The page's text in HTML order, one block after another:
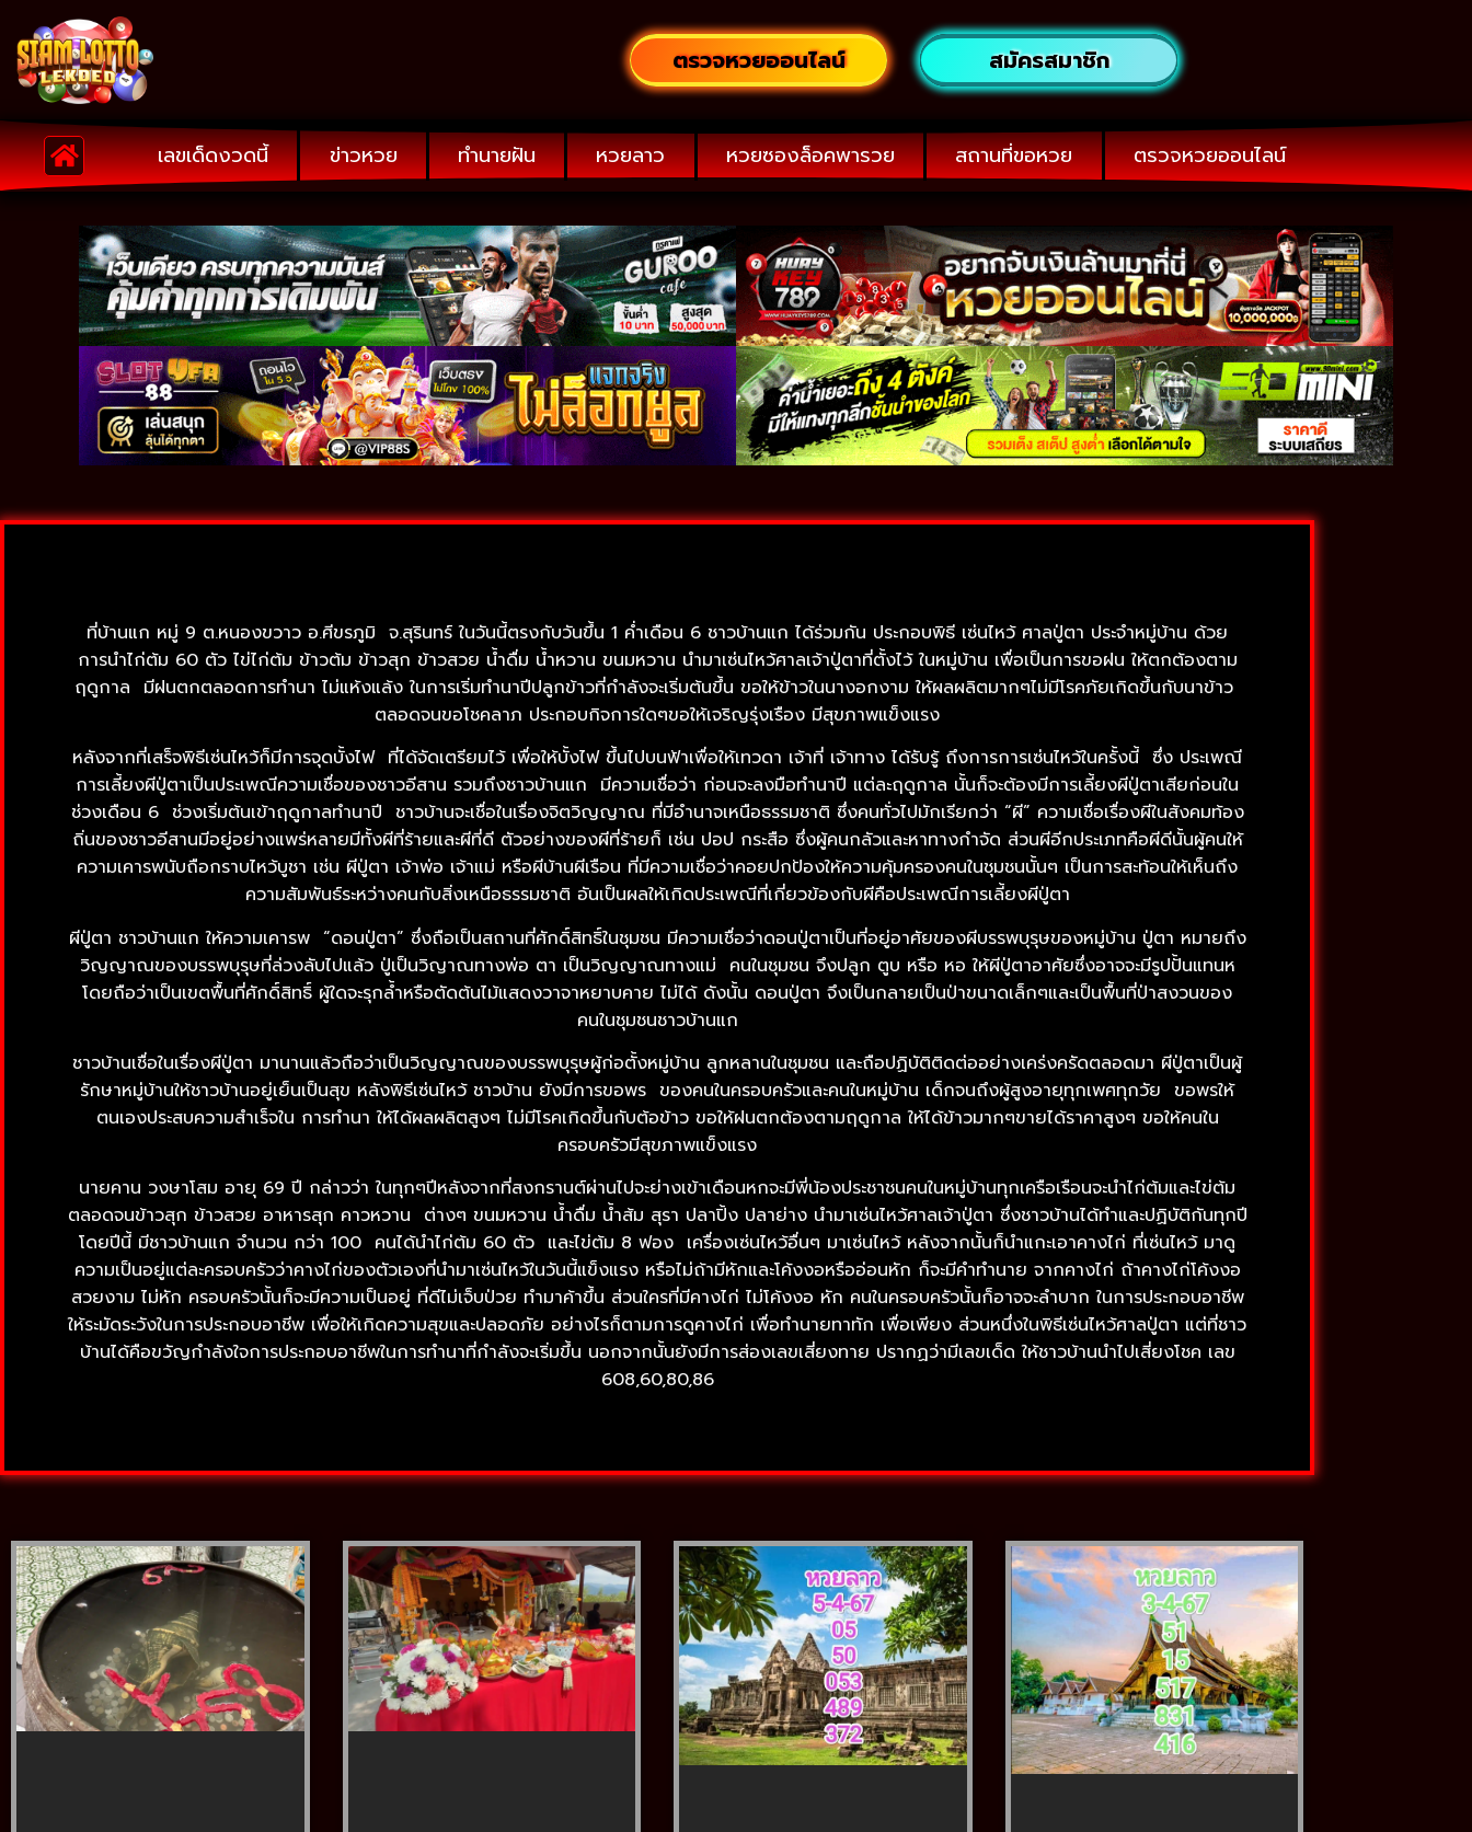
ตรวจหวยออนไลน์ สมัครสมาชิก
เลขเด็ดงวดนี้ ข่าวหวย ทำนายฝัน หวยลาว หวยซองล็อคพารวย สถานที่ขอหวย ตรวจหวยออนไลน์
ที่บ้านแก หมู่ 9 ต.หนองขวาว อ.ศีขรภูมิ จ.สุรินทร์ ในวันนี้ตรงกับวันขึ้น 1 ค่ำเดือน 6 ชาวบ้านแก ได้ร่วมกัน ประกอบพิธี เซ่นไหว้ ศาลปู่ตา ประจำหมู่บ้าน ด้วย
การนำไก่ต้ม 60 ตัว ไข่ไก่ต้ม ข้าวต้ม ข้าวสุก ข้าวสวย น้ำดื่ม น้ำหวาน ขนมหวาน นำมาเซ่นไหว้ศาลเจ้าปู่ตาที่ตั้งไว้ ในหมู่บ้าน เพื่อเป็นการขอฝน ให้ตกต้องตาม
ฤดูกาล มีฝนตกตลอดการทำนา ไม่แห้งแล้ง ในการเริ่มทำนาปีปลูกข้าวที่กำลังจะเริ่มต้นขึ้น ขอให้ข้าวในนางอกงาม ให้ผลผลิตมากๆไม่มีโรคภัยเกิดขึ้นกับนาข้าว
ตลอดจนขอโชคลาภ ประกอบกิจการใดๆขอให้เจริญรุ่งเรือง มีสุขภาพแข็งแรง
หลังจากที่เสร็จพิธีเซ่นไหว้ก็มีการจุดบั้งไฟ ที่ได้จัดเตรียมไว้ เพื่อให้บั้งไฟ ขึ้นไปบนฟ้าเพื่อให้เทวดา เจ้าที่ เจ้าทาง ได้รับรู้ ถึงการการเซ่นไหว้ในครั้งนี้ ซึ่ง ประเพณี
การเลี้ยงผีปู่ตาเป็นประเพณีความเชื่อของชาวอีสาน รวมถึงชาวบ้านแก มีความเชื่อว่า ก่อนจะลงมือทำนาปี แต่ละฤดูกาล นั้นก็จะต้องมีการเลี้ยงผีปู่ตาเสียก่อนใน
ช่วงเดือน 6 ช่วงเริ่มต้นเข้าฤดูกาลทำนาปี ชาวบ้านจะเชื่อในเรื่องจิตวิญญาณ ที่มีอำนาจเหนือธรรมชาติ ซึ่งคนทั่วไปมักเรียกว่า “ผี” ความเชื่อเรื่องผีในสังคมท้อง
ถิ่นของชาวอีสานมีอยู่อย่างแพร่หลายมีทั้งผีที่ร้ายและผีที่ดี ตัวอย่างของผีที่ร้ายก็ เช่น ปอป กระสือ ซึ่งผู้คนกลัวและหาทางกำจัด ส่วนผีอีกประเภทคือผีดีนั้นผู้คนให้
ความเคารพนับถือกราบไหว้บูชา เช่น ผีปู่ตา เจ้าพ่อ เจ้าแม่ หรือผีบ้านผีเรือน ที่มีความเชื่อว่าคอยปกป้องให้ความคุ้มครองคนในชุมชนนั้นๆ เป็นการสะท้อนให้เห็นถึง
ความสัมพันธ์ระหว่างคนกับสิ่งเหนือธรรมชาติ อันเป็นผลให้เกิดประเพณีที่เกี่ยวข้องกับผีคือประเพณีการเลี้ยงผีปู่ตา
ผีปู่ตา ชาวบ้านแก ให้ความเคารพ “ดอนปู่ตา” ซึ่งถือเป็นสถานที่ศักดิ์สิทธิ์ในชุมชน มีความเชื่อว่าดอนปู่ตาเป็นที่อยู่อาศัยของผีบรรพบุรุษของหมู่บ้าน ปู่ตา หมายถึง
วิญญาณของบรรพบุรุษที่ล่วงลับไปแล้ว ปู่เป็นวิญาณทางพ่อ ตา เป็นวิญญาณทางแม่ คนในชุมชน จึงปลูก ตูบ หรือ หอ ให้ผีปู่ตาอาศัยซึ่งอาจจะมีรูปปั้นแทนห
โดยถือว่าเป็นเขตพื้นที่ศักดิ์สิทธิ์ ผู้ใดจะรุกล้ำหรือตัดต้นไม้แสดงวาจาหยาบคาย ไม่ได้ ดังนั้น ดอนปู่ตา จึงเป็นกลายเป็นป่าขนาดเล็กๆและเป็นพื้นที่ป่าสงวนของ
คนในชุมชนชาวบ้านแก
ชาวบ้านเชื่อในเรื่องผีปู่ตา มานานแล้วถือว่าเป็นวิญญาณของบรรพบุรุษผู้ก่อตั้งหมู่บ้าน ลูกหลานในชุมชน และถือปฏิบัติติดต่ออย่างเคร่งครัดตลอดมา ผีปู่ตาเป็นผู้
รักษาหมู่บ้านให้ชาวบ้านอยู่เย็นเป็นสุข หลังพิธีเซ่นไหว้ ชาวบ้าน ยังมีการขอพร ของคนในครอบครัวและคนในหมู่บ้าน เด็กจนถึงผู้สูงอายุทุกเพศทุกวัย ขอพรให้
ตนเองประสบความสำเร็จใน การทำนา ให้ได้ผลผลิตสูงๆ ไม่มีโรคเกิดขึ้นกับต้อข้าว ขอให้ฝนตกต้องตามฤดูกาล ให้ได้ข้าวมากๆขายได้ราคาสูงๆ ขอให้คนใน
ครอบครัวมีสุขภาพแข็งแรง
นายคาน วงษาโสม อายุ 69 ปี กล่าวว่า ในทุกๆปีหลังจากที่สงกรานต์ผ่านไปจะย่างเข้าเดือนหกจะมีพี่น้องประชาชนคนในหมู่บ้านทุกเครือเรือนจะนำไก่ต้มและไข่ต้ม
ตลอดจนข้าวสุก ข้าวสวย อาหารสุก คาวหวาน ต่างๆ ขนมหวาน น้ำดื่ม น้ำส้ม สุรา ปลาปิ้ง ปลาย่าง นำมาเซ่นไหว้ศาลเจ้าปู่ตา ซึ่งชาวบ้านได้ทำและปฏิบัติกันทุกปี
โดยปีนี้ มีชาวบ้านแก จำนวน กว่า 100 คนได้นำไก่ต้ม 60 ตัว และไข่ต้ม 8 ฟอง เครื่องเซ่นไหว้อื่นๆ มาเซ่นไหว้ หลังจากนั้นก็นำแกะเอาคางไก่ ที่เซ่นไหว้ มาดู
ความเป็นอยู่แต่ละครอบครัวว่าคางไก่ของตัวเองที่นำมาเซ่นไหว้ในวันนี้แข็งแรง หรือไม่ถ้ามีหักและโค้งงอหรืออ่อนหัก ก็จะมีคำทำนาย จากคางไก่ ถ้าคางไก่โค้งงอ
สวยงาม ไม่หัก ครอบครัวนั้นก็จะมีความเป็นอยู่ ที่ดีไม่เจ็บป่วย ทำมาค้าขึ้น ส่วนใครที่มีคางไก่ ไม่โค้งงอ หัก คนในครอบครัวนั้นก็อาจจะลำบาก ในการประกอบอาชีพ
ให้ระมัดระวังในการประกอบอาชีพ เพื่อให้เกิดความสุขและปลอดภัย อย่างไรก็ตามการดูคางไก่ เพื่อทำนายทาทัก เพื่อเพียง ส่วนหนึ่งในพิธีเซ่นไหว้ศาลปู่ตา แต่ที่ชาว
บ้านได้คือขวัญกำลังใจการประกอบอาชีพในการทำนาที่กำลังจะเริ่มขึ้น นอกจากนั้นยังมีการส่องเลขเสี่ยงทาย ปรากฏว่ามีเลขเด็ด ให้ชาวบ้านนำไปเสี่ยงโชค เลข
608,60,80,86